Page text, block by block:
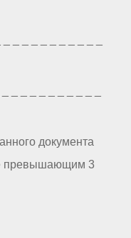
_ _ _ _ _ _ _ _ _ _
_ _ _ _ _ _ _ _ _ _
документа
превышающим 3